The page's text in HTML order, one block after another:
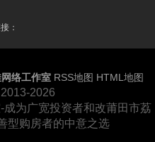
：
络工作室 RSS地图 HTML地图
2026
为广宽投资者和改莆田市荔
型购房者的中意之选